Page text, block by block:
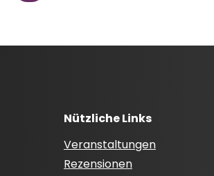
Nützliche Links
Veranstaltungen
Rezensionen